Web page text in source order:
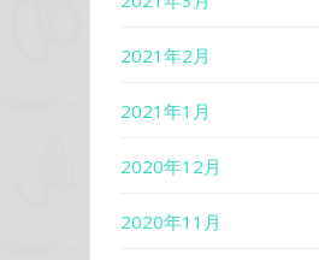
2021年2月
2021年1月
2020年12月
2020年11月